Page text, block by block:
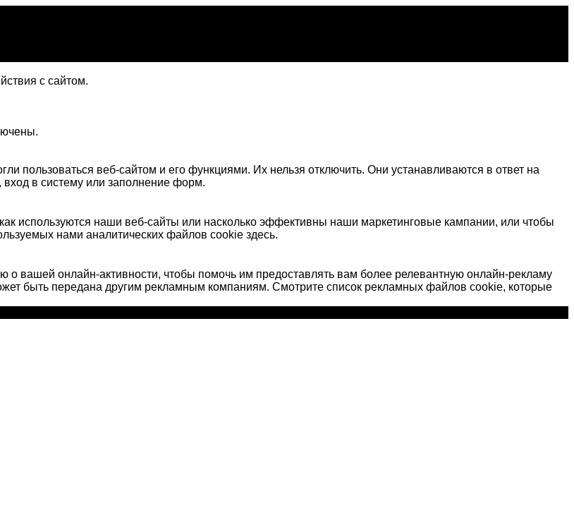
с сайтом.
пользоваться веб-сайтом и его функциями. Их нельзя отключить. Они устанавливаются в ответ на
вход в систему или заполнение форм.
используются наши веб-сайты или насколько эффективны наши маркетинговые кампании, или чтобы
нами аналитических файлов cookie здесь.
онлайн-активности, чтобы помочь им предоставлять вам более релевантную онлайн-рекламу
быть передана другим рекламным компаниям. Смотрите список рекламных файлов cookie, которые